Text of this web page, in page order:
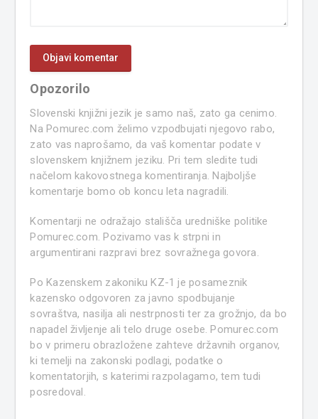
Opozorilo
Slovenski knjižni jezik je samo naš, zato ga cenimo.
Na Pomurec.com želimo vzpodbujati njegovo rabo,
zato vas naprošamo, da vaš komentar podate v
slovenskem knjižnem jeziku. Pri tem sledite tudi
načelom kakovostnega komentiranja. Najboljše
komentarje bomo ob koncu leta nagradili.
Komentarji ne odražajo stališča uredniške politike
Pomurec.com. Pozivamo vas k strpni in
argumentirani razpravi brez sovražnega govora.
Po Kazenskem zakoniku KZ-1 je posameznik
kazensko odgovoren za javno spodbujanje
sovraštva, nasilja ali nestrpnosti ter za grožnjo, da bo
napadel življenje ali telo druge osebe. Pomurec.com
bo v primeru obrazložene zahteve državnih organov,
ki temelji na zakonski podlagi, podatke o
komentatorjih, s katerimi razpolagamo, tem tudi
posredoval.